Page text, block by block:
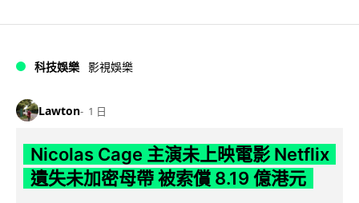
科技娛樂 影視娛樂
Lawton 1 日
Nicolas Cage 主演未上映電影 Netflix
遺失未加密母帶 被索償 8.19 億港元